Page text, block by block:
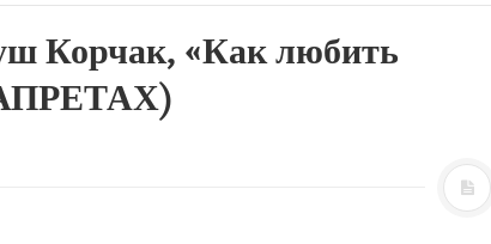
Корчак, «Как любить